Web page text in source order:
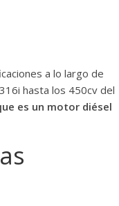
a lo largo de
hasta los 450cv del
es un motor diésel